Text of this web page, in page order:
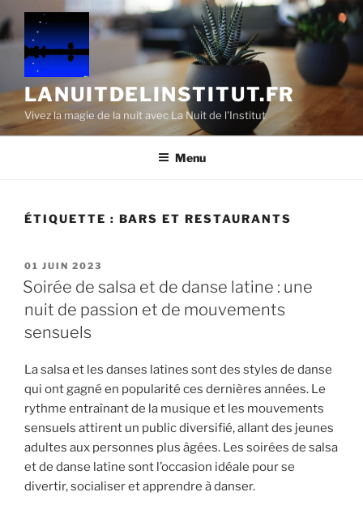
Aller
au
contenu
principal
LANUITDELINSTITUT.FR
Vivez la magie de la nuit avec La Nuit de l'Institut
Menu
ÉTIQUETTE : BARS ET RESTAURANTS
PUBLIÉ
LE
01 JUIN 2023
Soirée de salsa et de danse latine : une
nuit de passion et de mouvements
sensuels
La salsa et les danses latines sont des styles de danse
qui ont gagné en popularité ces dernières années. Le
rythme entraînant de la musique et les mouvements
sensuels attirent un public diversifié, allant des jeunes
adultes aux personnes plus âgées. Les soirées de salsa
et de danse latine sont l’occasion idéale pour se
divertir, socialiser et apprendre à danser.